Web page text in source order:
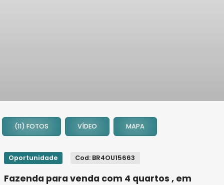
2
3
7
(11) FOTOS VÍDEO MAPA
Oportunidade Cod: BR4OU15663
Fazenda para venda com 4 quartos , em